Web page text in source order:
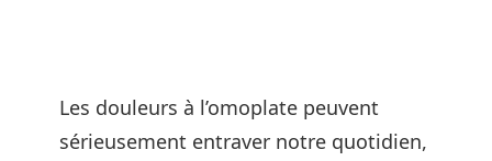
Les douleurs à l’omoplate peuvent
sérieusement entraver notre quotidien,